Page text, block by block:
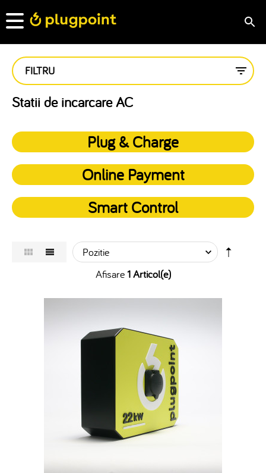
FILTRU
Statii de incarcare AC
Plug & Charge
Online Payment
Smart Control
Afisare1 Articol(e)